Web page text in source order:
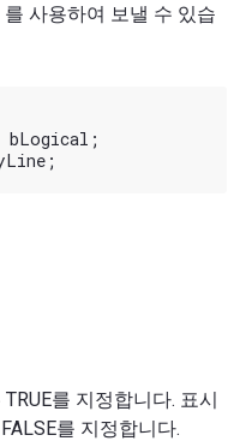
사용하여 보낼 수 있습
bLogical;
를 지정합니다. 표시
를 지정합니다.